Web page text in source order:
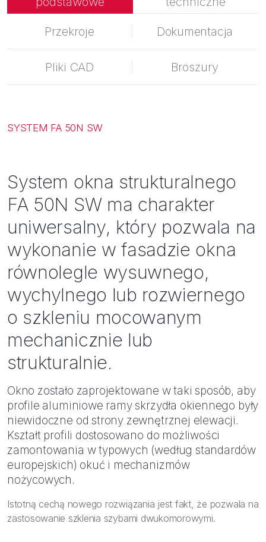
InspiracjePrzekroje Dokumentacja
Pliki CAD Broszury
SYSTEM FA 50N SW
System okna strukturalnego
FA 50N SW ma charakter
uniwersalny, który pozwala na
wykonanie w fasadzie okna
równolegle wysuwnego,
wychylnego lub rozwiernego
o szkleniu mocowanym
mechanicznie lub
strukturalnie.
Okno zostało zaprojektowane w taki sposób, aby
profile aluminiowe ramy skrzydła okiennego były
niewidoczne od strony zewnętrznej elewacji.
Kształt profili dostosowano do możliwości
zamontowania w typowych (według standardów
europejskich) okuć i mechanizmów
nożycowych.
Istotną cechą nowego rozwiązania jest fakt, że pozwala na
zastosowanie szklenia szybami dwukomorowymi.